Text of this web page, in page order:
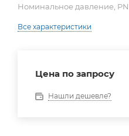
Номинальное давление,
Все характеристики
Цена по запросу
Нашли дешевле?